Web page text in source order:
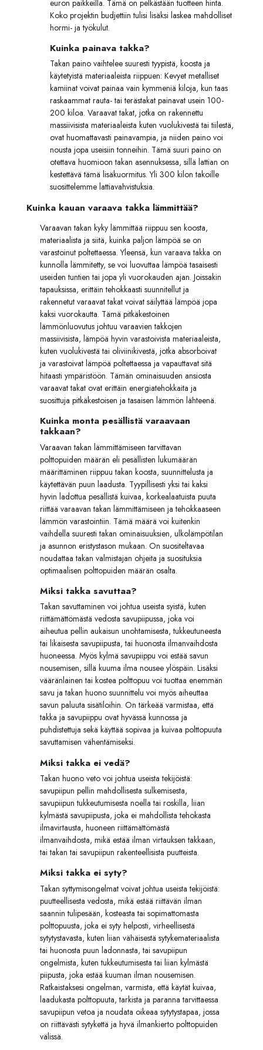
euron paikkeilla. Tämä on pelkästään tuotteen hinta.
Koko projektin budjettiin tulisi lisäksi laskea mahdolliset
hormi- ja työkulut.
Kuinka painava takka?
Takan paino vaihtelee suuresti tyypistä, koosta ja
käytetyistä materiaaleista riippuen: Kevyet metalliset
kamiinat voivat painaa vain kymmeniä kiloja, kun taas
raskaammat rauta- tai terästakat painavat usein 100-
200 kiloa. Varaavat takat, jotka on rakennettu
massiivisista materiaaleista kuten vuolukivestä tai tiilestä,
ovat huomattavasti painavampia, ja niiden paino voi
nousta jopa useisiin tonneihin. Tämä suuri paino on
otettava huomioon takan asennuksessa, sillä lattian on
kestettävä tämä lisäkuormitus. Yli 300 kilon takoille
suosittelemme lattiavahvistuksia.
Kuinka kauan varaava takka lämmittää?
Varaavan takan kyky lämmittää riippuu sen koosta,
materiaalista ja siitä, kuinka paljon lämpöä se on
varastoinut poltettaessa. Yleensä, kun varaava takka on
kunnolla lämmitetty, se voi luovuttaa lämpöä tasaisesti
useiden tuntien tai jopa yli vuorokauden ajan. Joissakin
tapauksissa, erittäin tehokkaasti suunnitellut ja
rakennetut varaavat takat voivat säilyttää lämpöä jopa
kaksi vuorokautta. Tämä pitkäkestoinen
lämmönluovutus johtuu varaavien takkojen
massiivisista, lämpöä hyvin varastoivista materiaaleista,
kuten vuolukivestä tai oliviinikivestä, jotka absorboivat
ja varastoivat lämpöä poltettaessa ja vapauttavat sitä
hitaasti ympäristöön. Tämän ominaisuuden ansiosta
varaavat takat ovat erittäin energiatehokkaita ja
suosittuja pitkäkestoisen ja tasaisen lämmön lähteenä.
Kuinka monta pesällistä varaavaan
takkaan?
Varaavan takan lämmittämiseen tarvittavan
polttopuiden määrän eli pesällisten lukumäärän
määrittäminen riippuu takan koosta, suunnittelusta ja
käytettävän puun laadusta. Tyypillisesti yksi tai kaksi
hyvin ladottua pesällistä kuivaa, korkealaatuista puuta
riittää varaavan takan lämmittämiseen ja tehokkaaseen
lämmön varastointiin. Tämä määrä voi kuitenkin
vaihdella suuresti takan ominaisuuksien, ulkolämpötilan
ja asunnon eristystason mukaan. On suositeltavaa
noudattaa takan valmistajan ohjeita ja suosituksia
optimaalisen polttopuiden määrän osalta.
Miksi takka savuttaa?
Takan savuttaminen voi johtua useista syistä, kuten
riittämättömästä vedosta savupiipussa, joka voi
aiheutua pellin aukaisun unohtamisesta, tukkeutuneesta
tai likaisesta savupiipusta, tai huonosta ilmanvaihdosta
huoneessa. Myös kylmä savupiippu voi estää savun
nousemisen, sillä kuuma ilma nousee ylöspäin. Lisäksi
vääränlainen tai kostea polttopuu voi tuottaa enemmän
savu ja takan huono suunnittelu voi myös aiheuttaa
savun paluuta sisätiloihin. On tärkeää varmistaa, että
takka ja savupiippu ovat hyvässä kunnossa ja
puhdistettuja sekä käyttää sopivaa ja kuivaa polttopuuta
savuttamisen vähentämiseksi.
Miksi takka ei vedä?
Takan huono veto voi johtua useista tekijöistä:
savupiipun pellin mahdollisesta sulkemisesta,
savupiipun tukkeutumisesta noella tai roskilla, liian
kylmästä savupiipusta, joka ei mahdollista tehokasta
ilmavirtausta, huoneen riittämättömästä
ilmanvaihdosta, mikä estää ilman virtauksen takkaan,
tai takan tai savupiipun rakenteellisista puutteista.
Miksi takka ei syty?
Takan syttymisongelmat voivat johtua useista tekijöistä:
puutteellisesta vedosta, mikä estää riittävän ilman
saannin tulipesään, kosteasta tai sopimattomasta
polttopuusta, joka ei syty helposti, virheellisestä
sytytystavasta, kuten liian vähäisestä sytykemateriaalista
tai huonosta puun ladonnasta, tai savupiipun
ongelmista, kuten tukkeutumisesta tai liian kylmästä
piipusta, joka estää kuuman ilman nousemisen.
Ratkaistaksesi ongelman, varmista, että käytät kuivaa,
laadukasta polttopuuta, tarkista ja paranna tarvittaessa
savupiipun vetoa ja noudata oikeaa sytytystapaa, jossa
on riittävästi sytykettä ja hyvä ilmankierto polttopuiden
välissä.